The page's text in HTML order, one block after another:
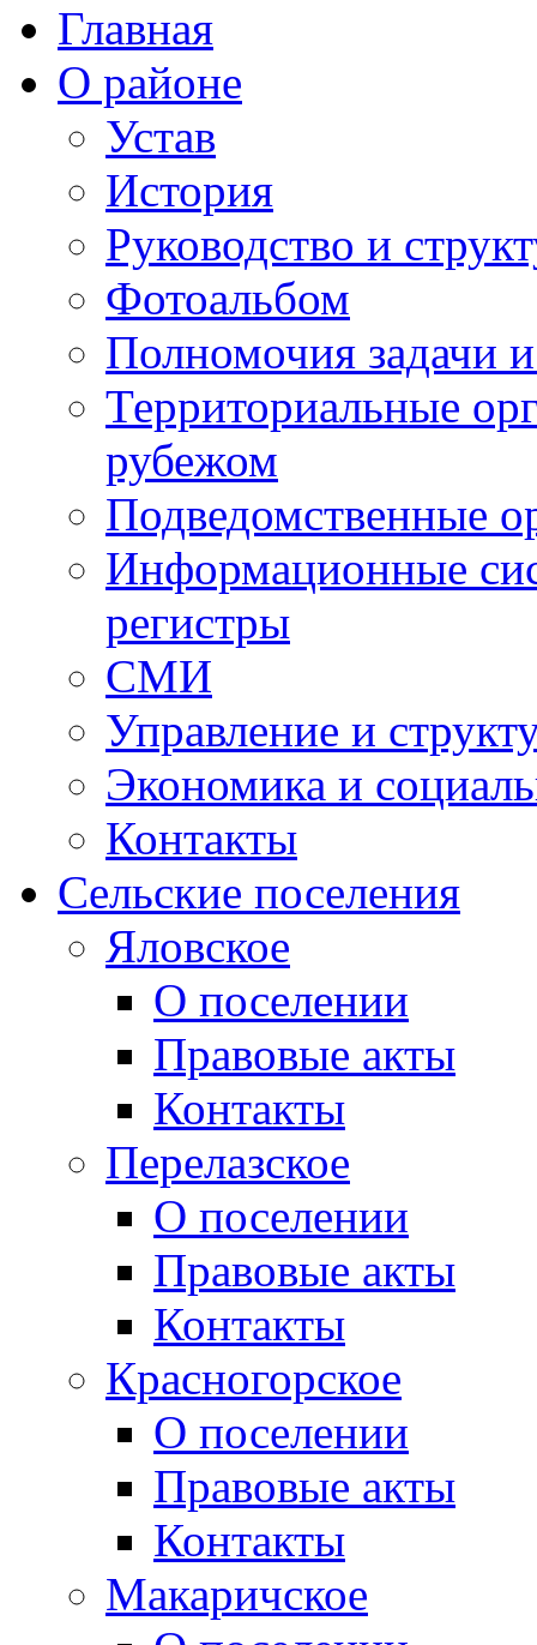
Главная
О районе
Устав
История
Руководство и
Фотоальбом
Полномочия задачи
Территориальные
рубежом
Подведомственные
Информационные
регистры
СМИ
Управление и
Экономика и
Контакты
Сельские поселения
Яловское
О поселении
Правовые акты
Контакты
Перелазское
О поселении
Правовые акты
Контакты
Красногорское
О поселении
Правовые акты
Контакты
Макаричское